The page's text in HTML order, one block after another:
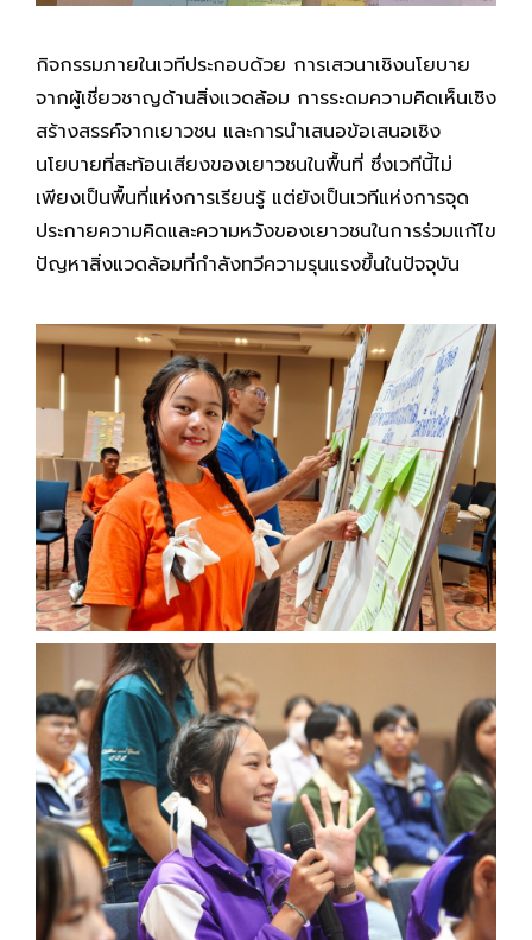
กิจกรรมภายในเวทีประกอบด้วย การเสวนาเชิงนโยบาย
จากผู้เชี่ยวชาญด้านสิ่งแวดล้อม การระดมความคิดเห็นเชิง
สร้างสรรค์จากเยาวชน และการนำเสนอข้อเสนอเชิง
นโยบายที่สะท้อนเสียงของเยาวชนในพื้นที่ ซึ่งเวทีนี้ไม่
เพียงเป็นพื้นที่แห่งการเรียนรู้ แต่ยังเป็นเวทีแห่งการจุด
ประกายความคิดและความหวังของเยาวชนในการร่วมแก้ไข
ปัญหาสิ่งแวดล้อมที่กำลังทวีความรุนแรงขึ้นในปัจจุบัน